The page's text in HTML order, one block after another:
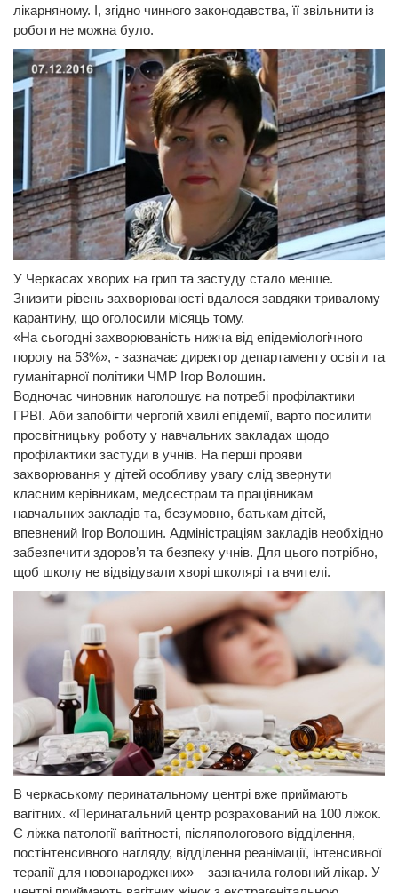
лікарняному. І, згідно чинного законодавства, її звільнити із
роботи не можна було.
У Черкасах хворих на грип та застуду стало менше.
Знизити рівень захворюваності вдалося завдяки тривалому
карантину, що оголосили місяць тому.
«На сьогодні захворюваність нижча від епідеміологічного
порогу на 53%», - зазначає директор департаменту освіти та
гуманітарної політики ЧМР Ігор Волошин.
Водночас чиновник наголошує на потребі профілактики
ГРВІ. Аби запобігти чергогій хвилі епідемії, варто посилити
просвітницьку роботу у навчальних закладах щодо
профілактики застуди в учнів. На перші прояви
захворювання у дітей особливу увагу слід звернути
класним керівникам, медсестрам та працівникам
навчальних закладів та, безумовно, батькам дітей,
впевнений Ігор Волошин. Адміністраціям закладів необхідно
забезпечити здоров’я та безпеку учнів. Для цього потрібно,
щоб школу не відвідували хворі школярі та вчителі.
В черкаському перинатальному центрі вже приймають
вагітних. «Перинатальний центр розрахований на 100 ліжок.
Є ліжка патології вагітності, післяпологового відділення,
постінтенсивного нагляду, відділення реанімації, інтенсивної
терапії для новонароджених» – зазначила головний лікар. У